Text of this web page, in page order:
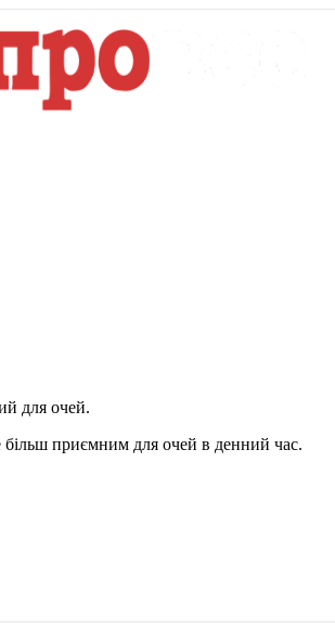
для очей.
більш приємним для очей в денний час.